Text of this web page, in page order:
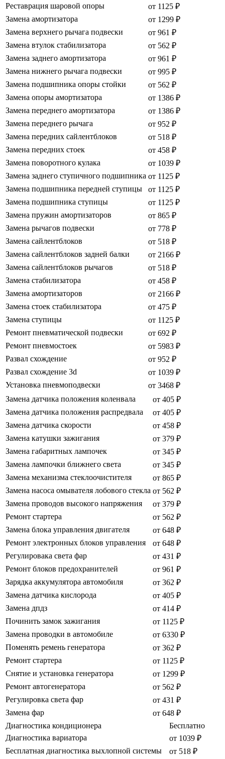
Реставрация шаровой опоры
от 1125 ₽
Замена амортизатора
от 1299 ₽
Замена верхнего рычага подвески
от 961 ₽
Замена втулок стабилизатора
от 562 ₽
Замена заднего амортизатора
от 961 ₽
Замена нижнего рычага подвески
от 995 ₽
Замена подшипника опоры стойки
от 562 ₽
Замена опоры амортизатора
от 1386 ₽
Замена переднего амортизатора
от 1386 ₽
Замена переднего рычага
от 952 ₽
Замена передних сайлентблоков
от 518 ₽
Замена передних стоек
от 458 ₽
Замена поворотного кулака
от 1039 ₽
Замена заднего ступичного подшипника от 1125 ₽
Замена подшипника передней ступицы
от 1125 ₽
Замена подшипника ступицы
от 1125 ₽
Замена пружин амортизаторов
от 865 ₽
Замена рычагов подвески
от 778 ₽
Замена сайлентблоков
от 518 ₽
Замена сайлентблоков задней балки
от 2166 ₽
Замена сайлентблоков рычагов
от 518 ₽
Замена стабилизатора
от 458 ₽
Замена амортизаторов
от 2166 ₽
Замена стоек стабилизатора
от 475 ₽
Замена ступицы
от 1125 ₽
Ремонт пневматической подвески
от 692 ₽
Ремонт пневмостоек
от 5983 ₽
Развал схождение
от 952 ₽
Развал схождение 3d
от 1039 ₽
Установка пневмоподвески
от 3468 ₽
Замена датчика положения коленвала
от 405 ₽
Замена датчика положения распредвала
от 405 ₽
Замена датчика скорости
от 458 ₽
Замена катушки зажигания
от 379 ₽
Замена габаритных лампочек
от 345 ₽
Замена лампочки ближнего света
от 345 ₽
Замена механизма стеклоочистителя
от 865 ₽
Замена насоса омывателя лобового стекла от 562 ₽
Замена проводов высокого напряжения
от 379 ₽
Ремонт стартера
от 562 ₽
Замена блока управления двигателя
от 648 ₽
Ремонт электронных блоков управления
от 648 ₽
Регулировака света фар
от 431 ₽
Ремонт блоков предохранителей
от 961 ₽
Зарядка аккумулятора автомобиля
от 362 ₽
Замена датчика кислорода
от 405 ₽
Замена дпдз
от 414 ₽
Починить замок зажигания
от 1125 ₽
Замена проводки в автомобиле
от 6330 ₽
Поменять ремень генератора
от 362 ₽
Ремонт стартера
от 1125 ₽
Снятие и установка генератора
от 1299 ₽
Ремонт автогенератора
от 562 ₽
Регулировка света фар
от 431 ₽
Замена фар
от 648 ₽
Диагностика кондиционера
Бесплатно
Диагностика вариатора
от 1039 ₽
Бесплатная диагностика выхлопной системы
от 518 ₽